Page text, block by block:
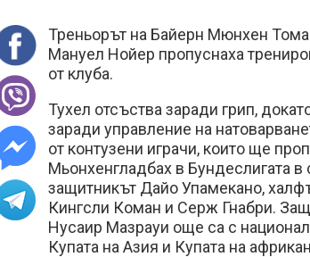
Треньорът на Байерн Мюнхен
Мануел Нойер пропуснаха
от клуба.
Тухел отсъства заради грип,
заради управление на
от контузени играчи, които ще
Мьонхенгладбах в Бундеслигата в
защитникът Дайо Упамекано,
Кингсли Коман и Серж Гнабри.
Нусаир Мазрауи още са с
Купата на Азия и Купата на